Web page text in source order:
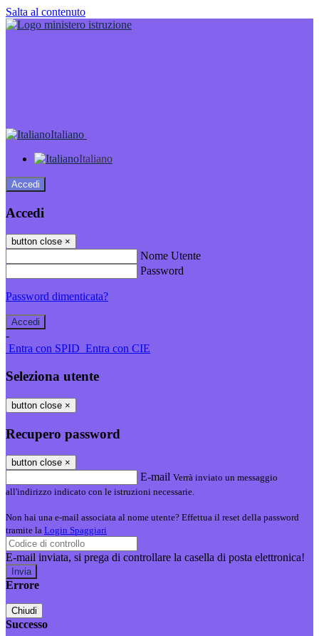
Salta al contenuto
Italiano
Italiano
Accedi
Accedi
button close ×
Nome Utente
Password
Password dimenticata?
-
Entra con SPID Entra con CIE
Seleziona utente
button close ×
Recupero password
button close ×
E-mail Verrà inviato un messaggio
all'indirizzo indicato con le istruzioni necessarie.
Non hai una e-mail associata al nome utente? Effettua il reset della password
tramite la Login Spaggiari
E-mail inviata, si prega di controllare la casella di posta elettronica!
Errore
Chiudi
Successo